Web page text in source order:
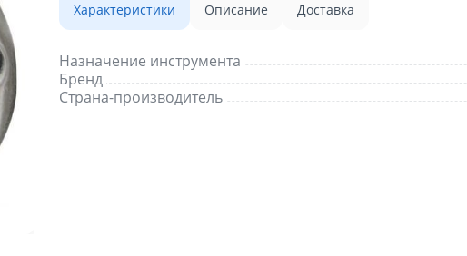
Характеристики Описание Доставка
Назначение инструмента
Бренд
Страна-производитель